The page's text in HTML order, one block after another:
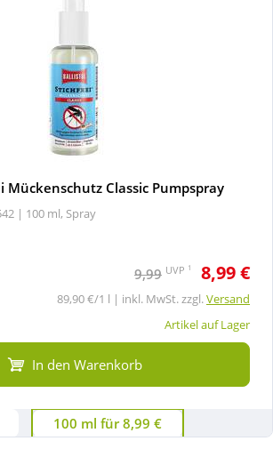
Mückenschutz Classic Pumpspray
| 100 ml, Spray
9,99 UVP 1 8,99 €
89,90 €/1 l | inkl. MwSt. zzgl.Versand
Artikel auf Lager
In den Warenkorb
100 ml für 8,99 €